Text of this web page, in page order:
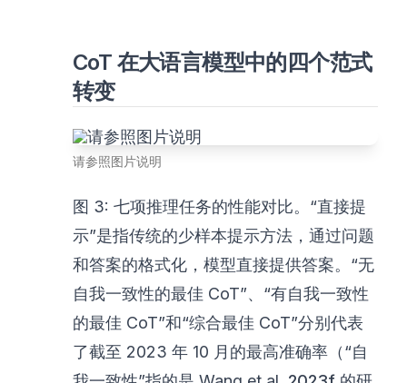
CoT 在大语言模型中的四个范式
转变
请参照图片说明
图 3: 七项推理任务的性能对比。“直接提
示”是指传统的少样本提示方法，通过问题
和答案的格式化，模型直接提供答案。“无
自我一致性的最佳 CoT”、“有自我一致性
的最佳 CoT”和“综合最佳 CoT”分别代表
了截至 2023 年 10 月的最高准确率（“自